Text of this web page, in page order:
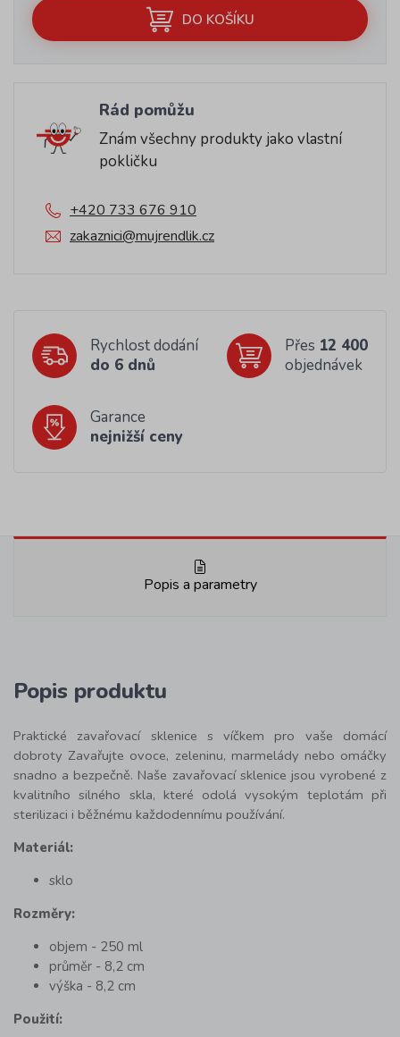
DO KOŠÍKU
Rád pomůžu
Znám všechny produkty jako vlastní
pokličku
+420 733 676 910
zakaznici@mujrendlik.cz
Rychlost dodání
do 6 dnů
Přes 12 400
objednávek
Garance
nejnižší ceny
Popis a parametry
Popis produktu
Praktické zavařovací sklenice s víčkem pro vaše domácí
dobroty Zavařujte ovoce, zeleninu, marmelády nebo omáčky
snadno a bezpečně. Naše zavařovací sklenice jsou vyrobené z
kvalitního silného skla, které odolá vysokým teplotám při
sterilizaci i běžnému každodennímu používání.
Materiál:
sklo
Rozměry:
objem - 250 ml
průměr - 8,2 cm
výška - 8,2 cm
Použití: